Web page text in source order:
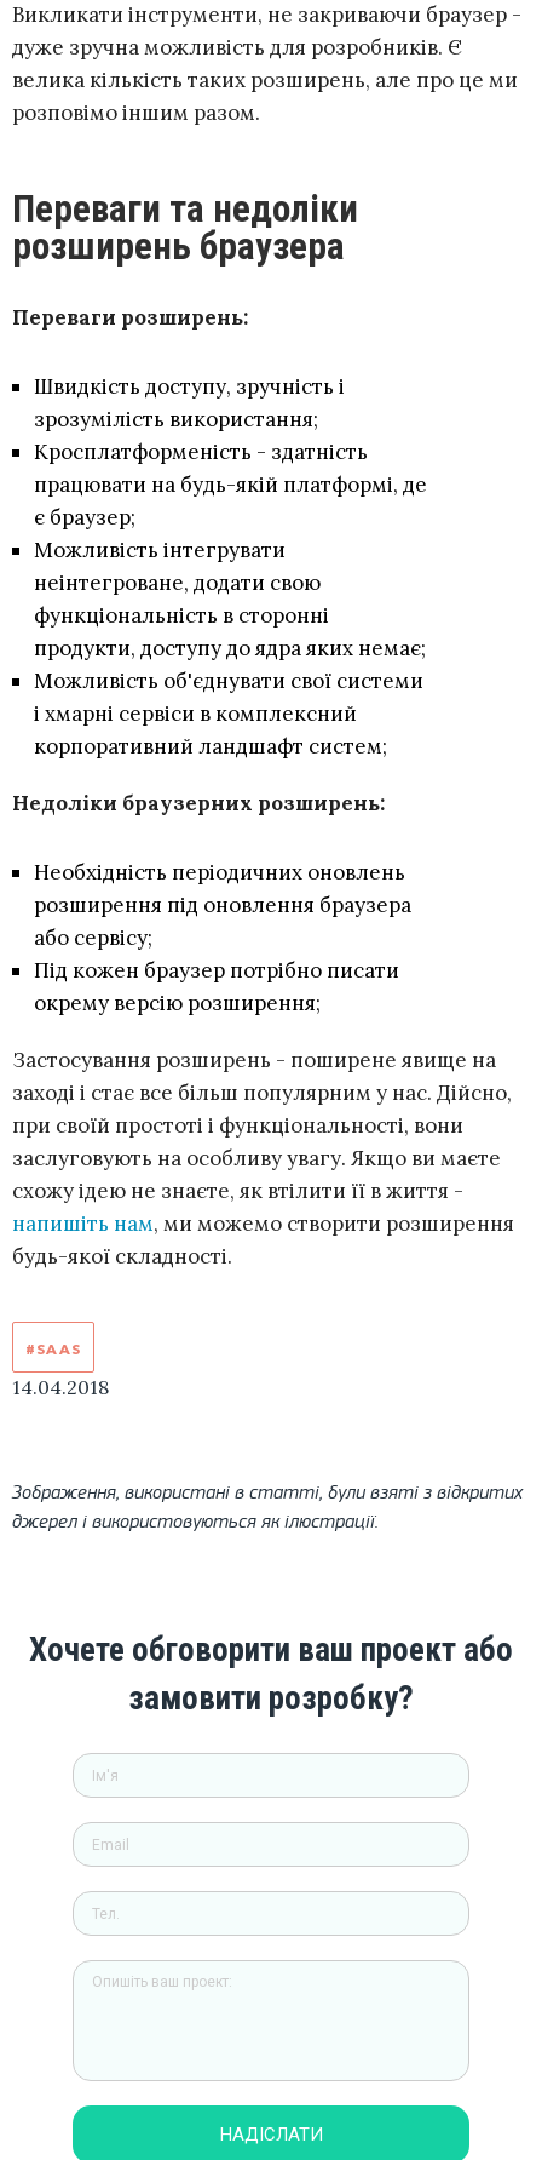
Викликати інструменти, не закриваючи браузер -
дуже зручна можливість для розробників. Є
велика кількість таких розширень, але про це ми
розповімо іншим разом.
Переваги та недоліки
розширень браузера
Переваги розширень:
Швидкість доступу, зручність і
зрозумілість використання;
Кросплатформеність - здатність
працювати на будь-якій платформі, де
є браузер;
Можливість інтегрувати
неінтегроване, додати свою
функціональність в сторонні
продукти, доступу до ядра яких немає;
Можливість об'єднувати свої системи
і хмарні сервіси в комплексний
корпоративний ландшафт систем;
Недоліки браузерних розширень:
Необхідність періодичних оновлень
розширення під оновлення браузера
або сервісу;
Під кожен браузер потрібно писати
окрему версію розширення;
Застосування розширень - поширене явище на
заході і стає все більш популярним у нас. Дійсно,
при своїй простоті і функціональності, вони
заслуговують на особливу увагу. Якщо ви маєте
схожу ідею не знаєте, як втілити її в життя -
напишіть нам, ми можемо створити розширення
будь-якої складності.
#SAAS
14.04.2018
Зображення, використані в статті, були взяті з відкритих
джерел і використовуються як ілюстрації.
Хочете обговорити ваш проект або
замовити розробку?
НАДІСЛАТИ